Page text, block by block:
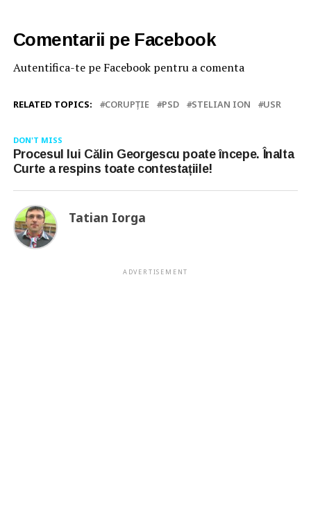
Comentarii pe Facebook
Autentifica-te pe Facebook pentru a comenta
RELATED TOPICS: CORUPȚIE PSD STELIAN ION USR
DON'T MISS
Procesul lui Călin Georgescu poate începe. Înalta
Curte a respins toate contestațiile!
Tatian Iorga
ADVERTISEMENT